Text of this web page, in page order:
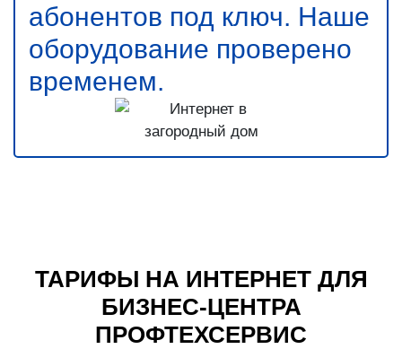
абонентов под ключ. Наше
оборудование проверено
временем.
ТАРИФЫ НА ИНТЕРНЕТ ДЛЯ
БИЗНЕС-ЦЕНТРА
ПРОФТЕХСЕРВИС